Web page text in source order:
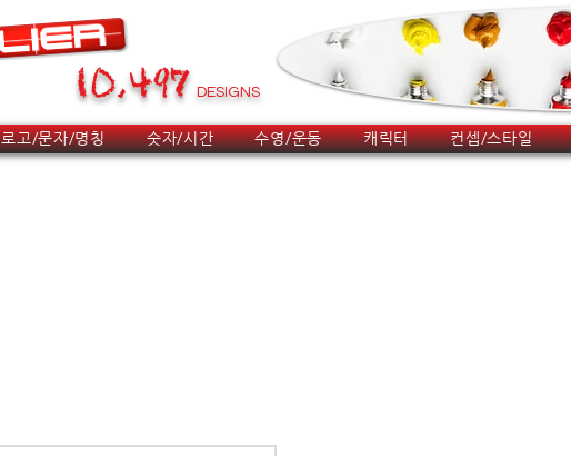
10,497 DESIGNS
로고/문자/명칭 숫자/시간 수영/운동 캐릭터 컨셉/스타일